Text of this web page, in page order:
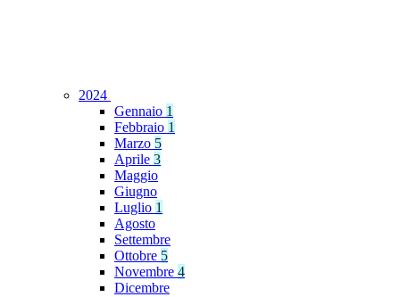
2024
Gennaio 1
Febbraio 1
Marzo 5
Aprile 3
Maggio
Giugno
Luglio 1
Agosto
Settembre
Ottobre 5
Novembre 4
Dicembre